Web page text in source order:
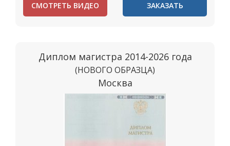
СМОТРЕТЬ ВИДЕО ЗАКАЗАТЬ
Диплом магистра 2014-2026 года
(НОВОГО ОБРАЗЦА)
Москва